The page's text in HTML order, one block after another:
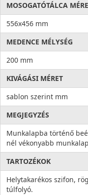
MOSOGATÓTÁLCA
556x456 mm
MEDENCE MÉLYSÉG
200 mm
KIVÁGÁSI MÉRET
sablon szerint mm
MEGJEGYZÉS
Munkalapba történő
nél vékonyabb
TARTOZÉKOK
Helytakarékos szifon,
túlfolyó.